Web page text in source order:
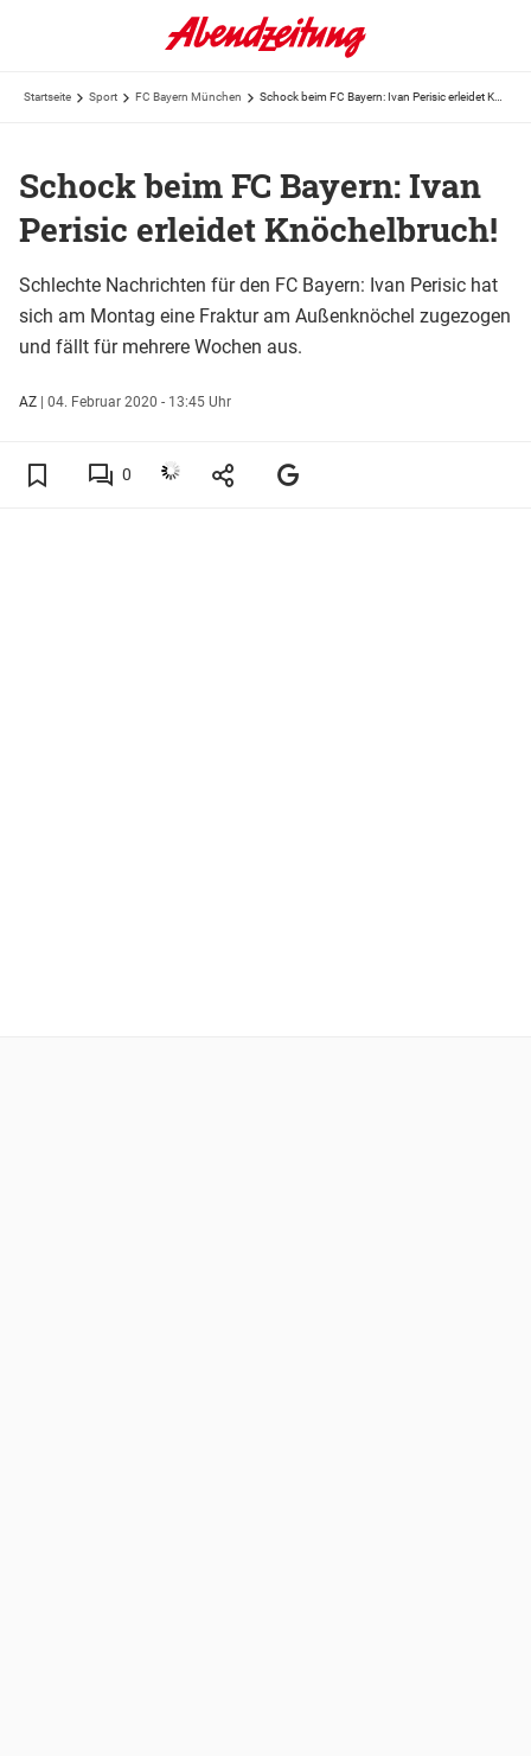
Startseite Sport FC Bayern München
Schock beim FC Bayern: Ivan
Perisic erleidet Knöchelbruch!
Schlechte Nachrichten für den FC Bayern: Ivan Perisic hat
sich am Montag eine Fraktur am Außenknöchel zugezogen
und fällt für mehrere Wochen aus.
AZ | 04. Februar 2020 - 13:45 Uhr
0